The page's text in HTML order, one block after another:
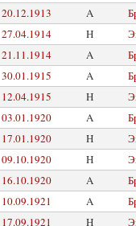
20.12.1913 A
27.04.1914 H
21.11.1914 A
30.01.1915 A
12.04.1915 H
03.01.1920 A
17.01.1920 H
09.10.1920 H
16.10.1920 A
10.09.1921 A
17.09.1921 H